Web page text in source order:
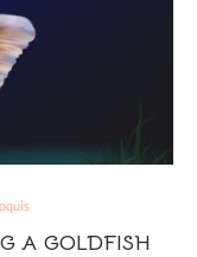
A GOLDFISH